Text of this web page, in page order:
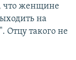
что женщине
на
Отцу такого не